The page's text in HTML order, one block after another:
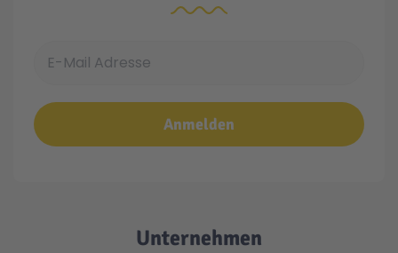
Anmelden
Unternehmen